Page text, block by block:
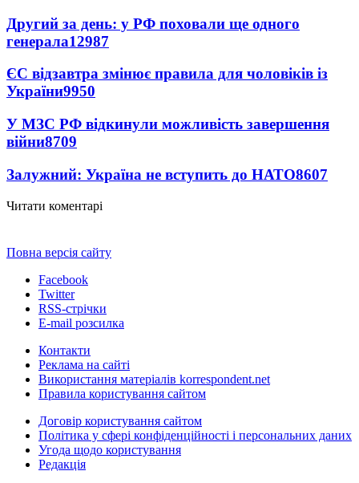
Другий за день: у РФ поховали ще одного
генерала12987
ЄС відзавтра змінює правила для чоловіків із
України9950
У МЗС РФ відкинули можливість завершення
війни8709
Залужний: Україна не вступить до НАТО8607
Читати коментарі
Повна версія сайту
Facebook
Twitter
RSS-стрічки
E-mail розсилка
Контакти
Реклама на сайті
Використання матеріалів korrespondent.net
Правила користування сайтом
Договір користування сайтом
Політика у сфері конфіденційності і персональних даних
Угода щодо користування
Редакція